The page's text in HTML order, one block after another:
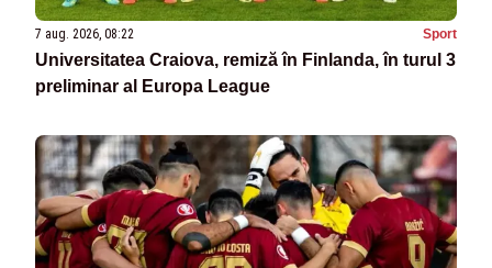
7 aug. 2026, 08:22 Sport
Universitatea Craiova, remiză în Finlanda, în turul 3
preliminar al Europa League